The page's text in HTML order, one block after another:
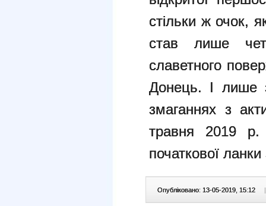
стільки ж очок,
став лише
славетного
Донець. І лише
змаганнях з
травня 2019 р.
початкової
Опубліковано: 13-05-2019, 15:12 |